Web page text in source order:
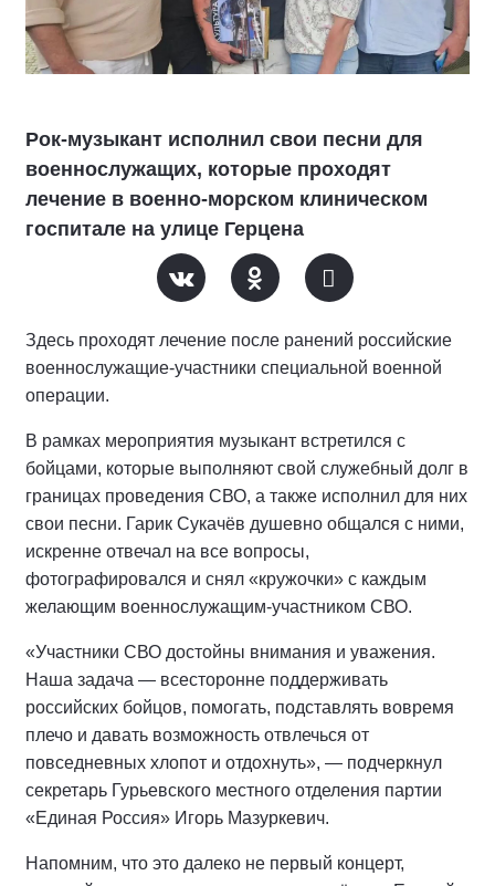
Рок-музыкант исполнил свои песни для
военнослужащих, которые проходят
лечение в военно-морском клиническом
госпитале на улице Герцена
Здесь проходят лечение после ранений российские
военнослужащие-участники специальной военной
операции.
В рамках мероприятия музыкант встретился с
бойцами, которые выполняют свой служебный долг в
границах проведения СВО, а также исполнил для них
свои песни. Гарик Сукачёв душевно общался с ними,
искренне отвечал на все вопросы,
фотографировался и снял «кружочки» с каждым
желающим военнослужащим-участником СВО.
«Участники СВО достойны внимания и уважения.
Наша задача — всесторонне поддерживать
российских бойцов, помогать, подставлять вовремя
плечо и давать возможность отвлечься от
повседневных хлопот и отдохнуть», — подчеркнул
секретарь Гурьевского местного отделения партии
«Единая Россия» Игорь Мазуркевич.
Напомним, что это далеко не первый концерт,